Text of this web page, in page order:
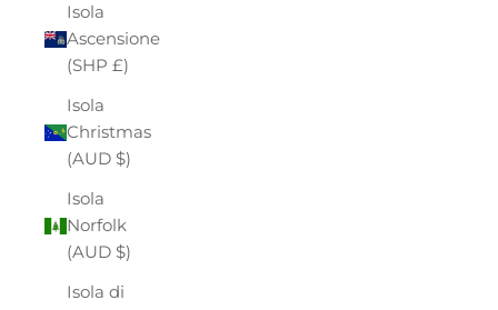
Isola
Ascensione
(SHP £)
Isola
Christmas
(AUD $)
Isola
Norfolk
(AUD $)
Isola di